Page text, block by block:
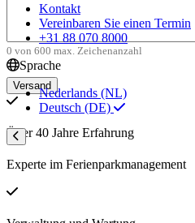
Kontakt
Vereinbaren Sie einen Termin
+31 88 070 8000
Sprache
Nederlands (NL)
Deutsch (DE)
0 von 600 max. Zeichenanzahl
Über 40 Jahre Erfahrung
Experte im Ferienparkmanagement